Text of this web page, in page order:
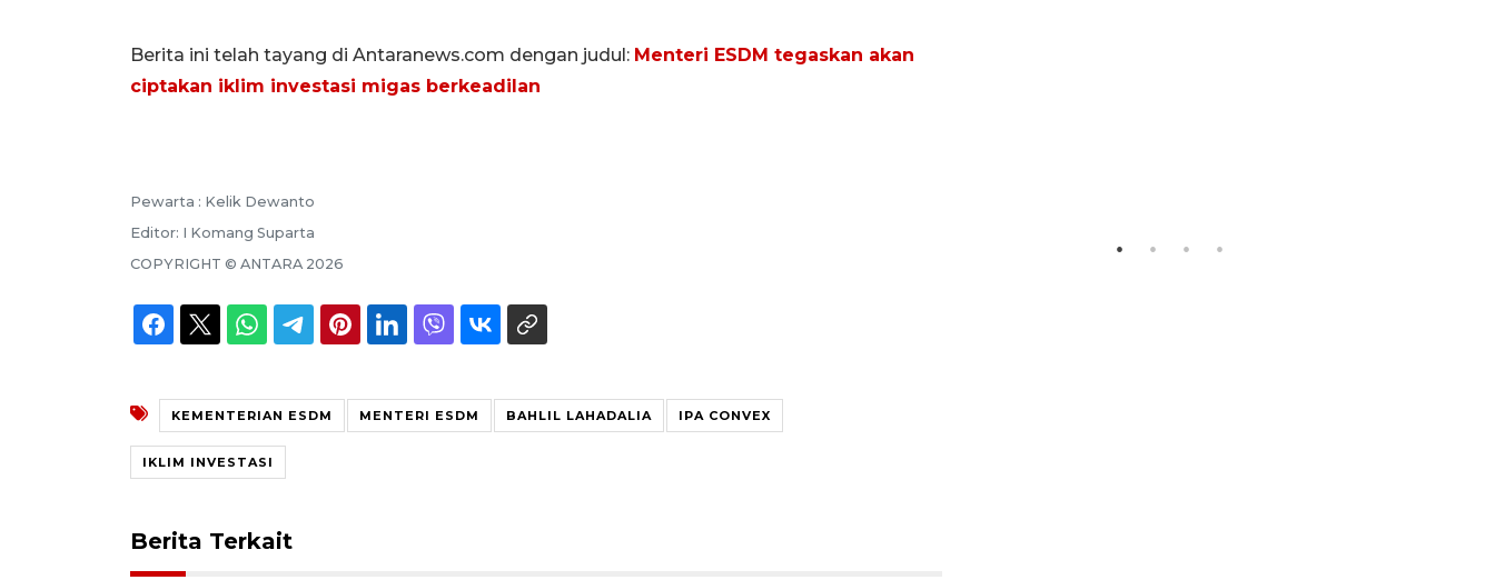
Berita ini telah tayang di Antaranews.com dengan judul: Menteri ESDM tegaskan akan
ciptakan iklim investasi migas berkeadilan
Pewarta : Kelik Dewanto
Editor: I Komang Suparta
COPYRIGHT © ANTARA 2026
KEMENTERIAN ESDM MENTERI ESDM BAHLIL LAHADALIA IPA CONVEX
IKLIM INVESTASI
Berita Terkait